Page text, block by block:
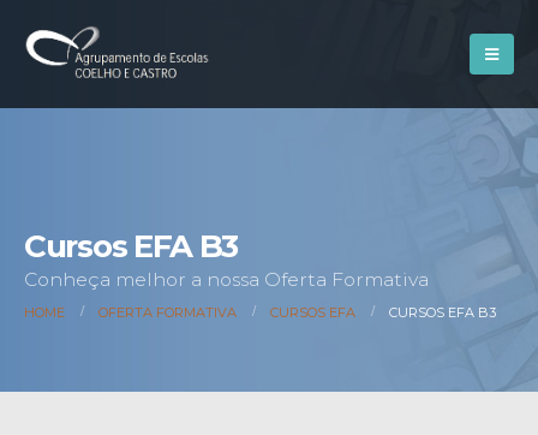
Cursos EFA B3
Conheça melhor a nossa Oferta Formativa
HOME OFERTA FORMATIVA CURSOS EFA CURSOS EFA B3